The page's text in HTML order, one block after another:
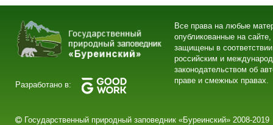
Разработано в:
Все права на любые
опубликованные на сайте,
защищены в
российским и
законодательством об
праве и смежных правах.
Государственный природный заповедник «Буреинский» 2008-2019